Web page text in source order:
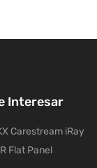
Interesar
Carestream iRay
Flat Panel